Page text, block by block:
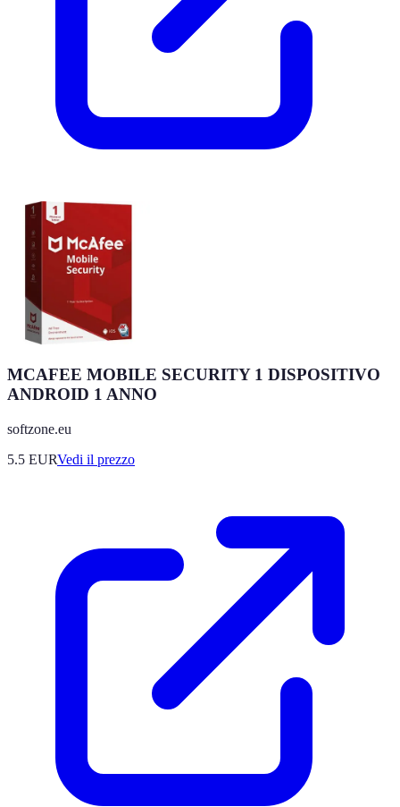
MCAFEE MOBILE SECURITY 1 DISPOSITIVO
ANDROID 1 ANNO
softzone.eu
5.5 EURVedi il prezzo